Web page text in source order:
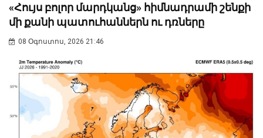
«Հույս բոլոր մարդկանց» հիմնադրամի շենքի
մի քանի պատուհաններն ու դռները
08 Օգոստոս, 2026 21:46